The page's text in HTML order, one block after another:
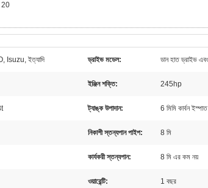
20
ইত্যাদি ড্রাইভ মডেল: ডান হাত ড্রাইভ
ইঞ্জিন শক্তি: 245hp
ট্যাঙ্ক উপাদান: 6 মিমি কার্বন ইস্পাত
নিকাশী স্তন্যপান পাইপ: 8 মি
কার্যকরী স্তন্যপান: 8 মি এর কম নয়
ওয়ারেন্টি: 1 বছর